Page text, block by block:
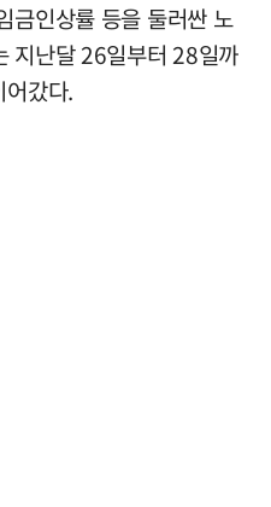
금인상률 등을 둘러싼 노
지난달 26일부터 28일까
갔다.